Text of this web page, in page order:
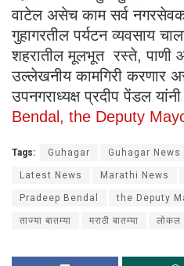
वाटेल असेच काम सर्व
गुहागरतील पर्यटन व्यवसाय
शहरातील मूलभूत रस्ते, पाणी
उल्लेखनीय कामगिरी करणार
उपनगराध्यक्ष प्रदीप पेंडल
Bendal, the Deputy
Tags: Guhagar Guhagar News
Latest News Marathi News
Pradeep Bendal the Deputy
ताज्या बातम्या मराठी बातम्या लोकल